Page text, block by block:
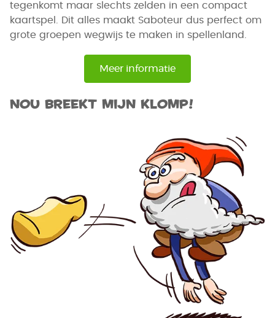
tegenkomt maar slechts zelden in een compact
kaartspel. Dit alles maakt Saboteur dus perfect om
grote groepen wegwijs te maken in spellenland.
Meer informatie
Nou breekt mijn klomp!